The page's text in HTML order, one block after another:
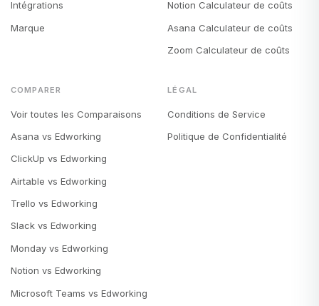
Intégrations
Marque
Notion Calculateur de coûts
Asana Calculateur de coûts
Zoom Calculateur de coûts
COMPARER
Voir toutes les Comparaisons
Asana vs Edworking
ClickUp vs Edworking
Airtable vs Edworking
Trello vs Edworking
Slack vs Edworking
Monday vs Edworking
Notion vs Edworking
Microsoft Teams vs Edworking
LÉGAL
Conditions de Service
Politique de Confidentialité